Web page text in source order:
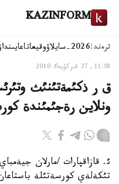
KAZINFORM
ترەند:2026-سايلاۋ وقيعا
11:58, 27 قىركۇيەك 2010
ق ر ذكئمةتئنئث
ونلاين رةجئمئندة
ئ. قازاقپارات /مارلان
تئكةلةي كورسةتئلة